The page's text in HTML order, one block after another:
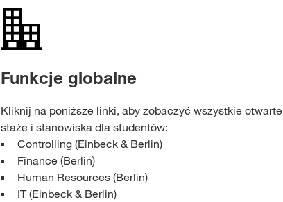
Funkcje globalne
Kliknij na poniższe linki, aby zobaczyć wszystkie otwarte
staże i stanowiska dla studentów:
Controlling (Einbeck & Berlin)
Finance (Berlin)
Human Resources (Berlin)
IT (Einbeck & Berlin)